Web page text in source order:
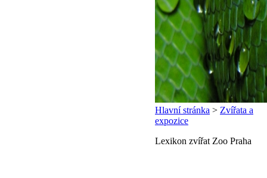
Hlavní stránka > Zvířata a
expozice
Lexikon zvířat Zoo Praha